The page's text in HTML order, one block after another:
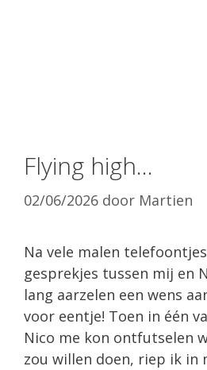
Flying high…
02/06/2026 door Martien
Na vele malen
gesprekjes tussen mij en
lang aarzelen een wens
voor eentje! Toen in één
Nico me kon ontfutselen
zou willen doen, riep ik in